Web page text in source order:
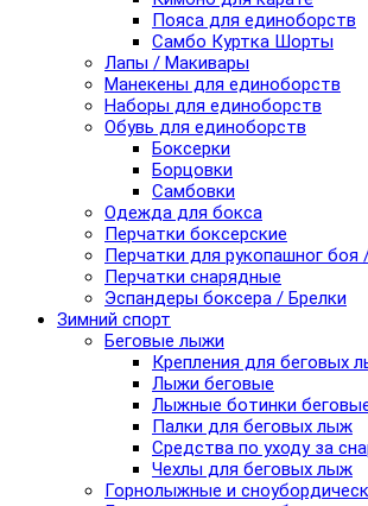
Пояса для единоборств
Самбо Куртка Шорты
Лапы / Макивары
Манекены для единоборств
Наборы для единоборств
Обувь для единоборств
Боксерки
Борцовки
Самбовки
Одежда для бокса
Перчатки боксерские
Перчатки для рукопашног
Перчатки снарядные
Эспандеры боксера / Брелки
Зимний спорт
Беговые лыжи
Крепления для беговых
Лыжи беговые
Лыжные ботинки
Палки для беговых лыж
Средства по уходу за
Чехлы для беговых лыж
Горнолыжные и